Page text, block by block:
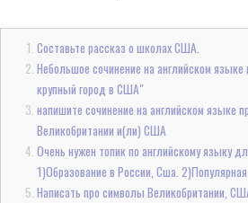
Составьте рассказ о школах США.
Небольшое сочинение на английском
крупный город в США"
напишите сочинение на английском языке
Великобритании и(ли) США
Очень нужен топик по английскому языку
1)Образование в России, Сша.
Написать про символы Великобритании,